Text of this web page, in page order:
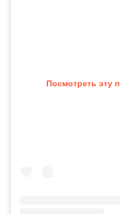
Посмотреть эту